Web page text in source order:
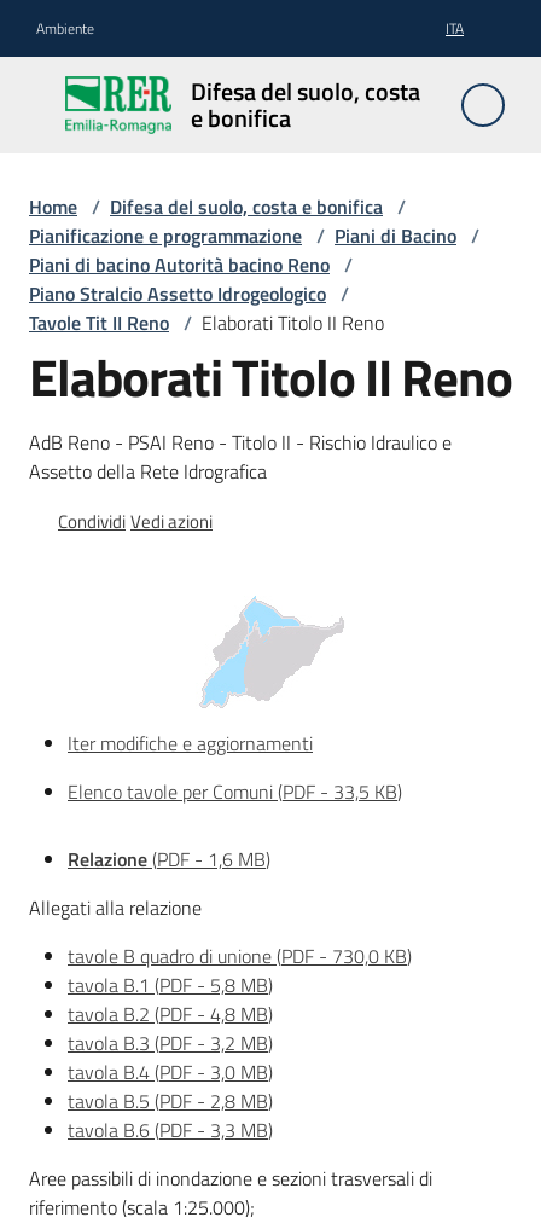
Ambiente ITA
Difesa del suolo, costa
e bonifica
Difesa
del
suolo,
bonifica
Pianificazione
e
programmazione
Temi
Ambiente
Novità
Servizi
Leggi Atti Bandi
Home / Difesa del suolo, costa e bonifica /
Pianificazione e programmazione / Piani di Bacino /
Piani di bacino Autorità bacino Reno /
Piano Stralcio Assetto Idrogeologico /
Tavole Tit II Reno / Elaborati Titolo II Reno
Elaborati Titolo II Reno
AdB Reno - PSAI Reno - Titolo II - Rischio Idraulico e
Assetto della Rete Idrografica
CondividiVedi azioni
Iter modifiche e aggiornamenti
Elenco tavole per Comuni(PDF - 33,5 KB)
Relazione(PDF - 1,6 MB)
Allegati alla relazione
tavole B quadro di unione(PDF - 730,0 KB)
tavola B.1 (PDF - 5,8 MB)
tavola B.2 (PDF - 4,8 MB)
tavola B.3 (PDF - 3,2 MB)
tavola B.4(PDF - 3,0 MB)
tavola B.5 (PDF - 2,8 MB)
tavola B.6(PDF - 3,3 MB)
Aree passibili di inondazione e sezioni trasversali di
riferimento (scala 1:25.000);